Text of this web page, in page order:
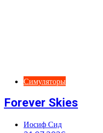
Симуляторы
Forever Skies
Иосиф Сид